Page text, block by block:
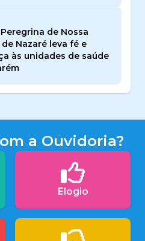
de Nossa
Nazaré leva fé e
às unidades de saúde
a Ouvidoria?
Elogio